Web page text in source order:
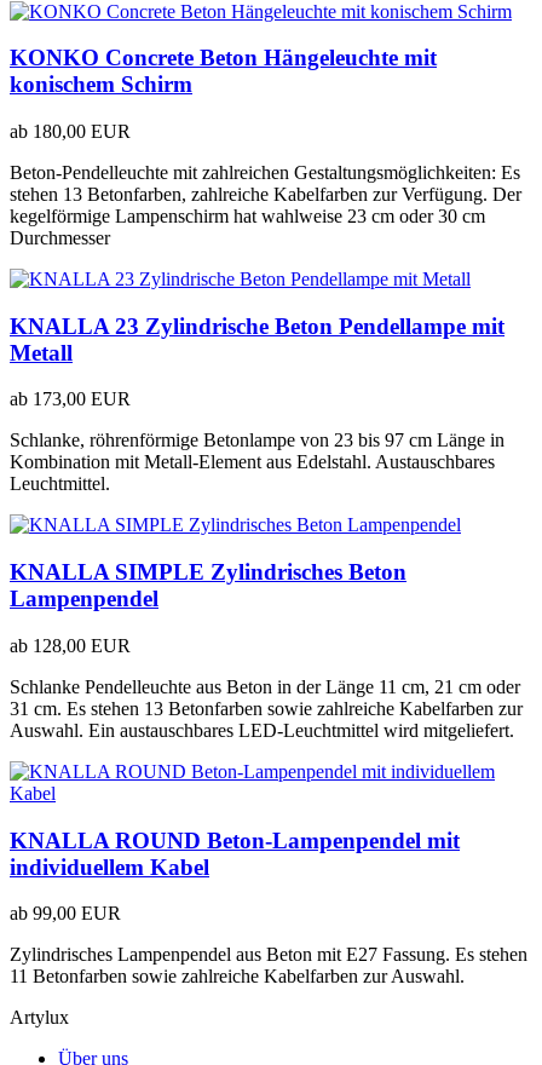
KONKO Concrete Beton Hängeleuchte mit
konischem Schirm
ab 180,00 EUR
Beton-Pendelleuchte mit zahlreichen Gestaltungsmöglichkeiten: Es
stehen 13 Betonfarben, zahlreiche Kabelfarben zur Verfügung. Der
kegelförmige Lampenschirm hat wahlweise 23 cm oder 30 cm
Durchmesser
KNALLA 23 Zylindrische Beton Pendellampe mit
Metall
ab 173,00 EUR
Schlanke, röhrenförmige Betonlampe von 23 bis 97 cm Länge in
Kombination mit Metall-Element aus Edelstahl. Austauschbares
Leuchtmittel.
KNALLA SIMPLE Zylindrisches Beton
Lampenpendel
ab 128,00 EUR
Schlanke Pendelleuchte aus Beton in der Länge 11 cm, 21 cm oder
31 cm. Es stehen 13 Betonfarben sowie zahlreiche Kabelfarben zur
Auswahl. Ein austauschbares LED-Leuchtmittel wird mitgeliefert.
KNALLA ROUND Beton-Lampenpendel mit
individuellem Kabel
ab 99,00 EUR
Zylindrisches Lampenpendel aus Beton mit E27 Fassung. Es stehen
11 Betonfarben sowie zahlreiche Kabelfarben zur Auswahl.
Artylux
Über uns